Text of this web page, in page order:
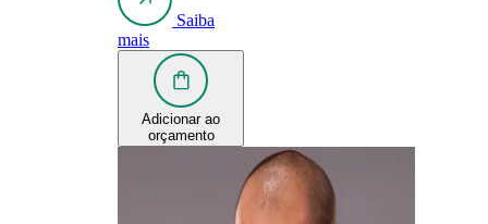
Saiba
mais
Adicionar ao
orçamento